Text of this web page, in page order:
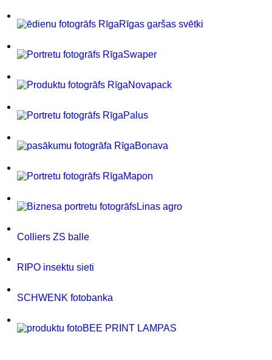
Rīgas garšas svētki
Swaper
Novapack
Palus
Bonava
Mapon
Linas agro
Colliers ZS balle
RIPO insektu sieti
SCHWENK fotobanka
BEE PRINT LAMPAS